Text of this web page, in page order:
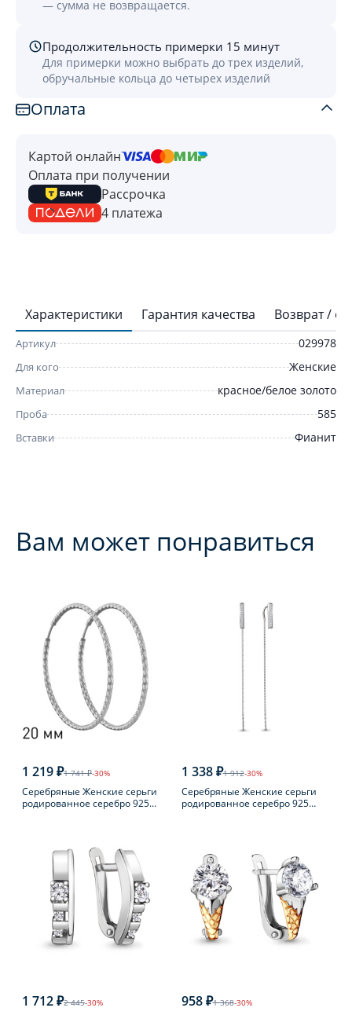
— сумма не возвращается.
Продолжительность примерки 15 минут
Для примерки можно выбрать до трех изделий,
обручальные кольца до четырех изделий
Оплата
Картой онлайн
Оплата при получении
Рассрочка
4 платежа
Характеристики Гарантия качества Возврат /
Артикул 029978
Для кого Женские
Материал красное/белое золото
Проба 585
Вставки Фианит
Вам может понравиться
1 219 ₽1 741 ₽-30%
Серебряные Женские серьги
родированное серебро 925
1 338 ₽1 912-30%
Серебряные Женские серьги
родированное серебро 925
1 712 ₽2 445-30% 958 ₽1 368-30%